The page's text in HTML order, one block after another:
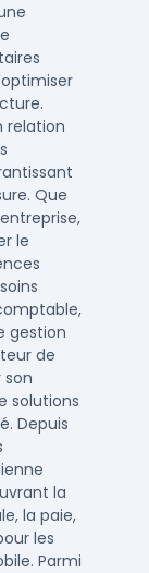
relation
Que
le
gestion
de
son
solutions
Depuis
la
la paie,
les
Parmi